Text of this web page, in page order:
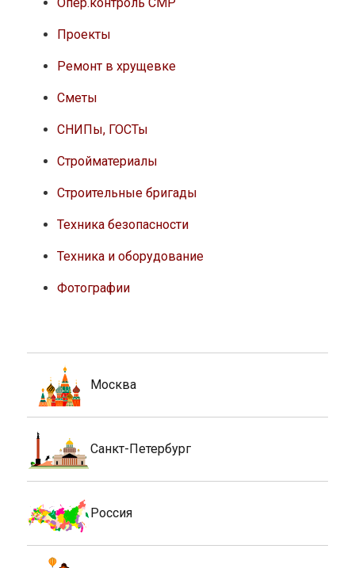
Проекты
Ремонт в хрущевке
Сметы
СНИПы, ГОСТы
Стройматериалы
Строительные бригады
Техника безопасности
Техника и оборудование
Фотографии
Москва
Санкт-Петербург
Россия